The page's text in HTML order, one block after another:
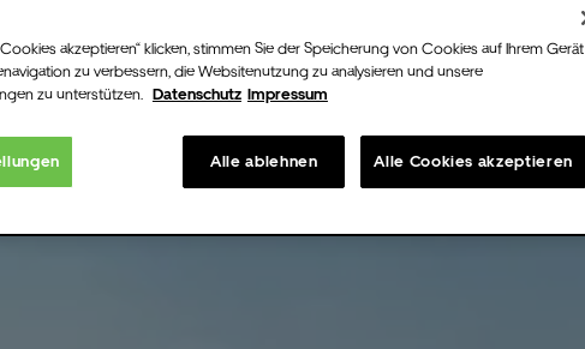
akzeptieren“ klicken, stimmen Sie der Speicherung von Cookies auf Ihrem Gerät
zu verbessern, die Websitenutzung zu analysieren und unsere
zu unterstützen. Datenschutz Impressum
Alle ablehnen Alle Cookies akzeptieren